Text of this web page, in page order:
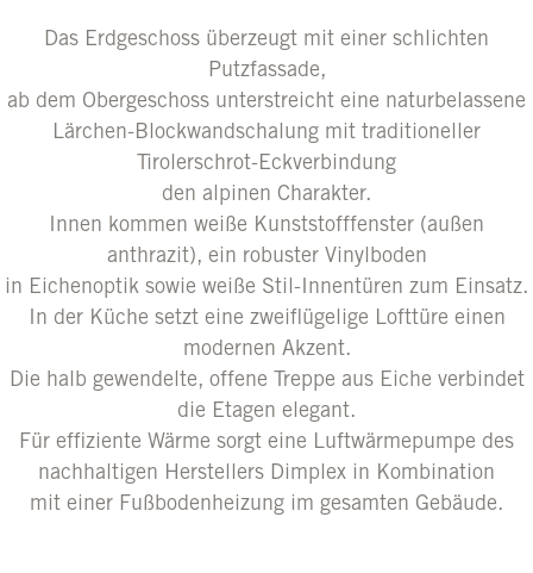
Das Erdgeschoss überzeugt mit einer schlichten
Putzfassade,
ab dem Obergeschoss unterstreicht eine naturbelassene
Lärchen-Blockwandschalung mit traditioneller
Tirolerschrot-Eckverbindung
den alpinen Charakter.
Innen kommen weiße Kunststofffenster (außen
anthrazit), ein robuster Vinylboden
in Eichenoptik sowie weiße Stil-Innentüren zum Einsatz.
In der Küche setzt eine zweiflügelige Lofttüre einen
modernen Akzent.
Die halb gewendelte, offene Treppe aus Eiche verbindet
die Etagen elegant.
Für effiziente Wärme sorgt eine Luftwärmepumpe des
nachhaltigen Herstellers Dimplex in Kombination
mit einer Fußbodenheizung im gesamten Gebäude.